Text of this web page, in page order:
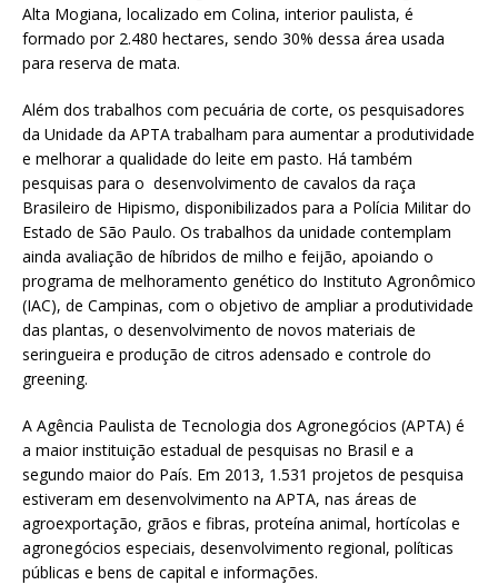
Alta Mogiana, localizado em Colina, interior paulista, é
formado por 2.480 hectares, sendo 30% dessa área usada
para reserva de mata.
Além dos trabalhos com pecuária de corte, os pesquisadores
da Unidade da APTA trabalham para aumentar a produtividade
e melhorar a qualidade do leite em pasto. Há também
pesquisas para o desenvolvimento de cavalos da raça
Brasileiro de Hipismo, disponibilizados para a Polícia Militar do
Estado de São Paulo. Os trabalhos da unidade contemplam
ainda avaliação de híbridos de milho e feijão, apoiando o
programa de melhoramento genético do Instituto Agronômico
(IAC), de Campinas, com o objetivo de ampliar a produtividade
das plantas, o desenvolvimento de novos materiais de
seringueira e produção de citros adensado e controle do
greening.
A Agência Paulista de Tecnologia dos Agronegócios (APTA) é
a maior instituição estadual de pesquisas no Brasil e a
segundo maior do País. Em 2013, 1.531 projetos de pesquisa
estiveram em desenvolvimento na APTA, nas áreas de
agroexportação, grãos e fibras, proteína animal, hortícolas e
agronegócios especiais, desenvolvimento regional, políticas
públicas e bens de capital e informações.